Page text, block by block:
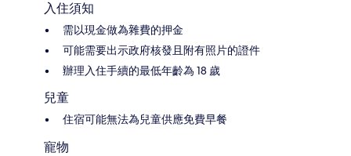
入住須知
需以現金做為雜費的押金
可能需要出示政府核發且附有照片的證件
辦理入住手續的最低年齡為 18 歲
兒童
住宿可能無法為兒童供應免費早餐
寵物